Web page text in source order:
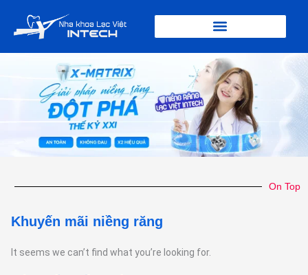
dung
On Top
Khuyến mãi niềng răng
It seems we can’t find what you’re looking for.